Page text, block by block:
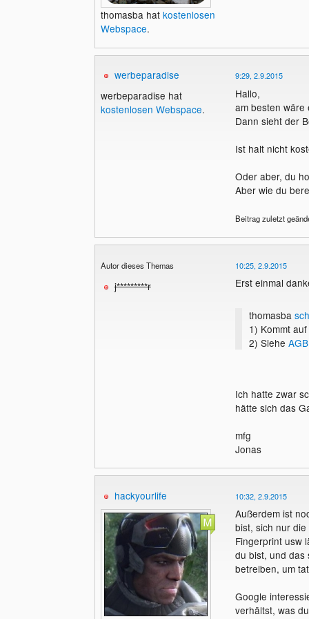
thomasba hat kostenlosen
Webspace.
werbeparadise
werbeparadise hat
kostenlosen Webspace.
9:29, 2.9.2015
Hallo,
am besten wäre
Dann sieht der
Ist halt nicht
Oder aber, du
Aber wie du
Beitrag zuletzt
Autor dieses Themas
j*********r
10:25, 2.9.2015
Erst einmal
thomasba
1) Kommt
2) Siehe AGB
Ich hatte zwar
hätte sich das
mfg
Jonas
hackyourlife 10:32, 2.9.2015
Außerdem ist
bist, sich nur
Fingerprint usw
du bist, und das
betreiben, um
Google
verhältst, was